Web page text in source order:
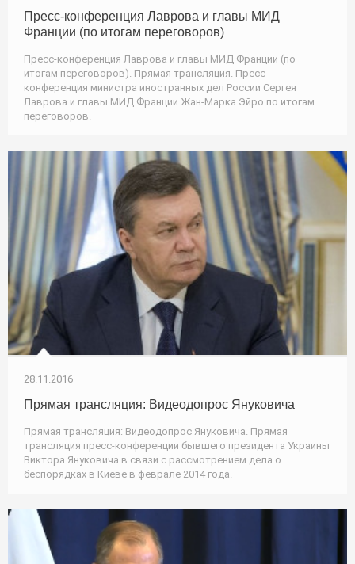
Пресс-конференция Лаврова и главы МИД
Франции (по итогам переговоров)
Пресс-конференция Лаврова и главы МИД Франции (по
итогам переговоров). Прямая трансляция. Пресс-
конференция министра иностранных дел России Сергея
Лаврова и главы МИД Франции Жан-Марка Эйро по итогам
переговоров.
28.11.2016
Прямая трансляция: Видеодопрос Януковича
Прямая трансляция: Видеодопрос Януковича. Прямая
трансляция пресс-конференции бывшего президента Украины
Виктора Януковича в связи с рассмотрением дела о
беспорядках в Киеве в феврале 2014 года.